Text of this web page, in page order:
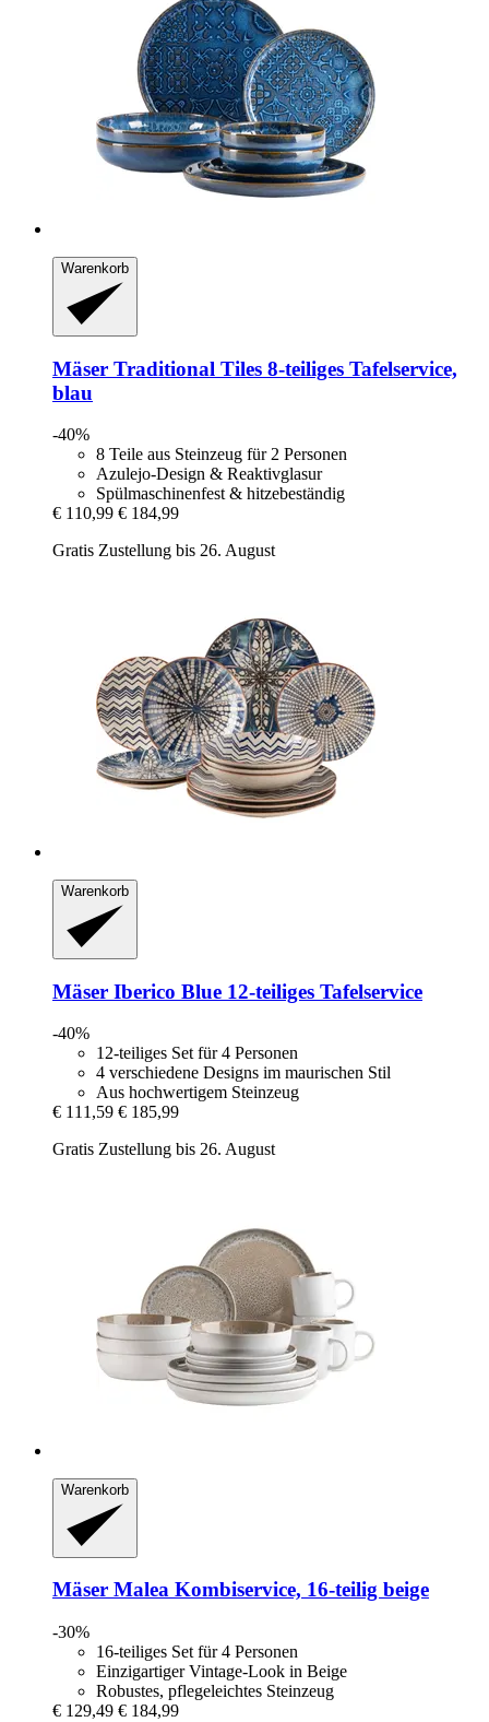
Warenkorb
Mäser Traditional Tiles 8-​teiliges Tafelservice,
blau
-40%
8 Teile aus Steinzeug für 2 Personen
Azulejo-Design & Reaktivglasur
Spülmaschinenfest & hitzebeständig
€ 110,99 € 184,99
Gratis Zustellung bis 26. August
Warenkorb
Mäser Iberico Blue 12-​teiliges Tafelservice
-40%
12-teiliges Set für 4 Personen
4 verschiedene Designs im maurischen Stil
Aus hochwertigem Steinzeug
€ 111,59 € 185,99
Gratis Zustellung bis 26. August
Warenkorb
Mäser Malea Kombiservice, 16-​teilig beige
-30%
16-teiliges Set für 4 Personen
Einzigartiger Vintage-Look in Beige
Robustes, pflegeleichtes Steinzeug
€ 129,49 € 184,99